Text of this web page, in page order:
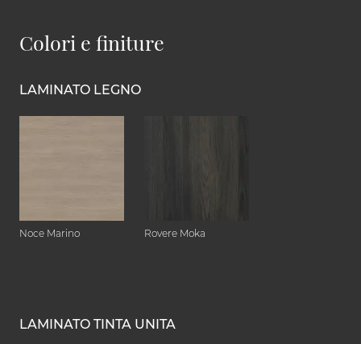
Colori e finiture
LAMINATO LEGNO
Noce Marino Rovere Moka
LAMINATO TINTA UNITA